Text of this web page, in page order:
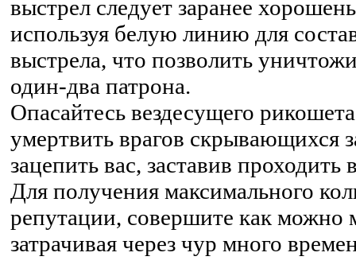
выстрел следует заранее
используя белую линию для
выстрела, что позволить
один-два патрона.
Опасайтесь вездесущего
умертвить врагов скрывающихся
зацепить вас, заставив проходить
Для получения максимального
репутации, совершите как можно
затрачивая через чур много